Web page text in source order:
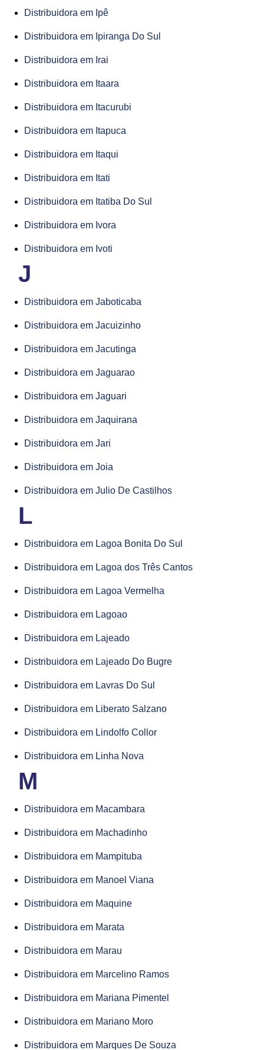
Distribuidora em Ipê
Distribuidora em Ipiranga Do Sul
Distribuidora em Irai
Distribuidora em Itaara
Distribuidora em Itacurubi
Distribuidora em Itapuca
Distribuidora em Itaqui
Distribuidora em Itati
Distribuidora em Itatiba Do Sul
Distribuidora em Ivora
Distribuidora em Ivoti
J
Distribuidora em Jaboticaba
Distribuidora em Jacuizinho
Distribuidora em Jacutinga
Distribuidora em Jaguarao
Distribuidora em Jaguari
Distribuidora em Jaquirana
Distribuidora em Jari
Distribuidora em Joia
Distribuidora em Julio De Castilhos
L
Distribuidora em Lagoa Bonita Do Sul
Distribuidora em Lagoa dos Três Cantos
Distribuidora em Lagoa Vermelha
Distribuidora em Lagoao
Distribuidora em Lajeado
Distribuidora em Lajeado Do Bugre
Distribuidora em Lavras Do Sul
Distribuidora em Liberato Salzano
Distribuidora em Lindolfo Collor
Distribuidora em Linha Nova
M
Distribuidora em Macambara
Distribuidora em Machadinho
Distribuidora em Mampituba
Distribuidora em Manoel Viana
Distribuidora em Maquine
Distribuidora em Marata
Distribuidora em Marau
Distribuidora em Marcelino Ramos
Distribuidora em Mariana Pimentel
Distribuidora em Mariano Moro
Distribuidora em Marques De Souza